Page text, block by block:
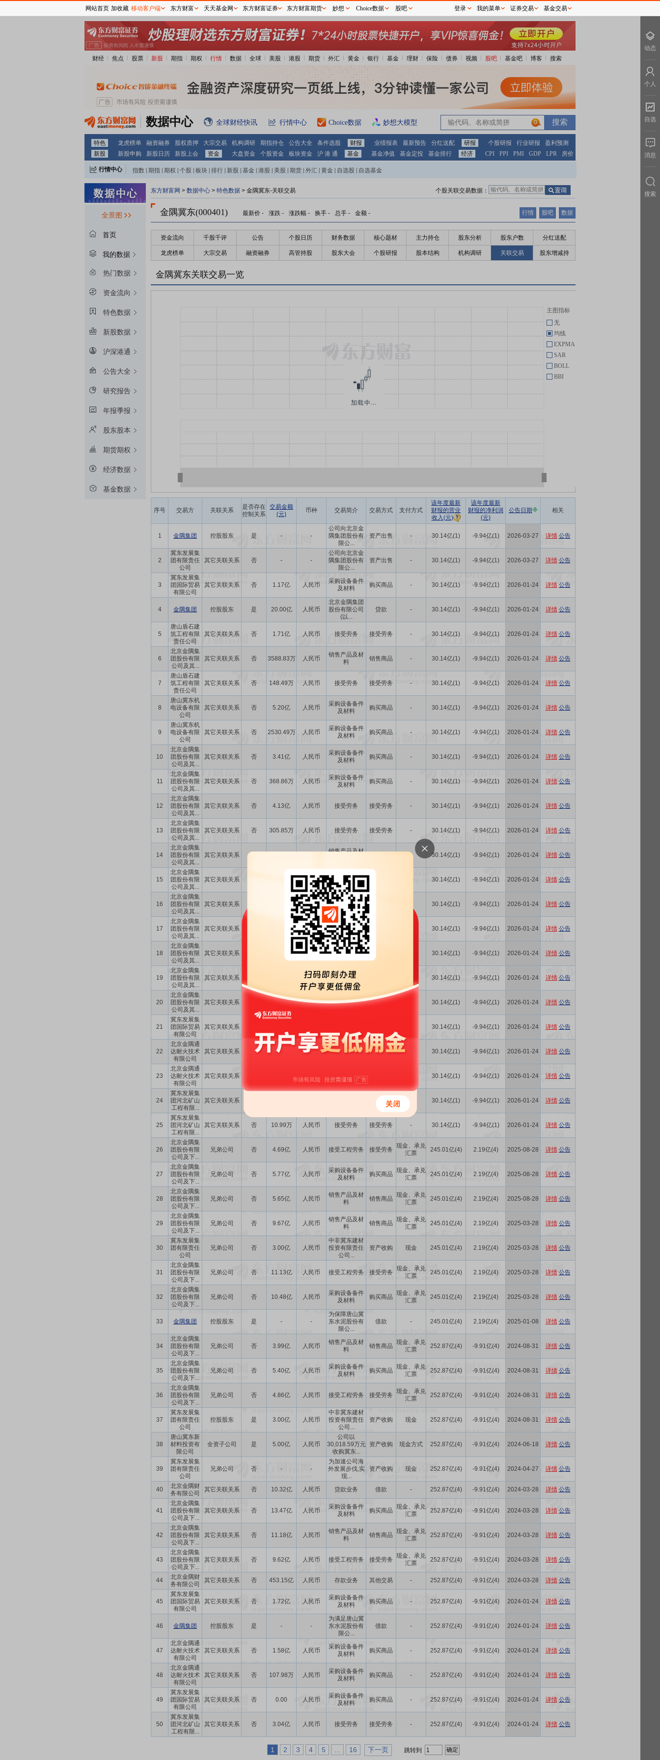
财经 焦点 股票 新股 期指 期权 行情 数据 全球 美股 港股 期货 外汇 黄金 银行 基金 理财 保险 债券 视频 股吧 基金吧 博客 搜索
数据中心 全球财经快讯 行情中心 Choice数据 妙想大模型 0
特色 龙虎榜单 融资融券 股权质押 大宗交易 机构调研 期指持仓 公告大全 条件选股 财报 业绩报表 最新预告 分红送配 研报 个股研报 行业研报
盈利预测
新股
新股申购 新股日历 新股上会 资金 大盘资金 个股资金 板块资金 沪 港 通 基金 基金净值 基金定投 基金排行 经济 CPI PPI PMI GDP LPR 房价
行情中心 指数 期指 期权 个股 板块 排行 新股 基金 港股 美股 期货 外汇 黄金 自选股 自选基金
全景图
首页
我的数据
热门数据
资金流向
特色数据
新股数据
沪深港通
公告大全
研究报告
年报季报
股东股本
期货期权
经济数据
基金数据
东方财富网 > 数据中心 > 特色数据 > 金隅冀东-关联交易 个股关联交易数据：
金隅冀东(000401) 最新价 - 涨跌 - 涨跌幅 - 换手 - 总手 - 金额 - 行情 股吧 数据
资金流向 千股千评 公告 个股日历 财务数据 核心题材 主力持仓 股东分析 股东户数 分红送配
龙虎榜单 大宗交易 融资融券 高管持股 股东大会 个股研报 股本结构 机构调研 关联交易 股东增减持
金隅冀东关联交易一览
主图指标
无
均线
EXPMA
SAR
BOLL
BBI
序号 交易方 关联关系
是否存在
控制关系
交易金额
(元)
币种 交易简介 交易方式 支付方式
该年度最新
财报的营业
收入(元)
该年度最新
财报的净利润
(元)
公告日期 相关
1 金隅集团 控股股东 是 - -
公司向北京金
隅集团股份有
限公...
资产出售 - 30.14亿(1) -9.94亿(1) 2026-03-27 详情 公告
2
冀东发展集
团有限责任
公司
其它关联关系 否 - -
公司向北京金
隅集团股份有
限公...
资产出售 - 30.14亿(1) -9.94亿(1) 2026-03-27 详情 公告
3
冀东发展集
团国际贸易
有限公司
其它关联关系 否 1.17亿 人民币
采购设备备件
及材料
购买商品 - 30.14亿(1) -9.94亿(1) 2026-01-24 详情 公告
4 金隅集团 控股股东 是 20.00亿 人民币
北京金隅集团
股份有限公司
(以...
贷款 - 30.14亿(1) -9.94亿(1) 2026-01-24 详情 公告
5
唐山盾石建
筑工程有限
责任公司
其它关联关系 否 1.71亿 人民币 接受劳务 接受劳务 - 30.14亿(1) -9.94亿(1) 2026-01-24 详情 公告
6
北京金隅集
团股份有限
公司及其...
其它关联关系 否 3588.83万 人民币
销售产品及材
料
销售商品 - 30.14亿(1) -9.94亿(1) 2026-01-24 详情 公告
7
唐山盾石建
筑工程有限
责任公司
其它关联关系 否 148.49万 人民币 接受劳务 接受劳务 - 30.14亿(1) -9.94亿(1) 2026-01-24 详情 公告
8
唐山冀东机
电设备有限
公司
其它关联关系 否 5.20亿 人民币
采购设备备件
及材料
购买商品 - 30.14亿(1) -9.94亿(1) 2026-01-24 详情 公告
9
唐山冀东机
电设备有限
公司
其它关联关系 否 2530.49万 人民币
采购设备备件
及材料
购买商品 - 30.14亿(1) -9.94亿(1) 2026-01-24 详情 公告
10
北京金隅集
团股份有限
公司及其...
其它关联关系 否 3.41亿 人民币
采购设备备件
及材料
购买商品 - 30.14亿(1) -9.94亿(1) 2026-01-24 详情 公告
11
北京金隅集
团股份有限
公司及其...
其它关联关系 否 368.86万 人民币
采购设备备件
及材料
购买商品 - 30.14亿(1) -9.94亿(1) 2026-01-24 详情 公告
12
北京金隅集
团股份有限
公司及其...
其它关联关系 否 4.13亿 人民币 接受劳务 接受劳务 - 30.14亿(1) -9.94亿(1) 2026-01-24 详情 公告
13
北京金隅集
团股份有限
公司及其...
其它关联关系 否 305.85万 人民币 接受劳务 接受劳务 - 30.14亿(1) -9.94亿(1) 2026-01-24 详情 公告
14
北京金隅集
团股份有限
公司及其...
其它关联关系
销售产品及材
- 30.14亿(1) -9.94亿(1) 2026-01-24 详情 公告
15
北京金隅集
团股份有限
公司及其...
其它关联关系 人民币 提供劳务 30.14亿(1) -9.94亿(1) 2026-01-24 详情 公告
16
北京金隅集
团股份有限
公司及其...
其它关联关系 人民币 提供劳务 提供劳务 30.14亿(1) -9.94亿(1) 2026-01-24 详情 公告
17
北京金隅集
团股份有限
公司及其...
其它关联关系 55.05万 人民币
处置资产及其
他
30.14亿(1) -9.94亿(1) 2026-01-24 详情 公告
18
北京金隅集
团股份有限
公司及其...
其它关联关系 3371.47万 人民币 接受租赁 30.14亿(1) -9.94亿(1) 2026-01-24 详情 公告
19
北京金隅集
团股份有限
公司及其...
其它关联关系 人民币 提供租赁 30.14亿(1) -9.94亿(1) 2026-01-24 详情 公告
20
北京金隅集
团股份有限
公司及其...
其它关联关系 6.50万 人民币 提供租赁 租赁 30.14亿(1) -9.94亿(1) 2026-01-24 详情 公告
21
冀东发展集
团国际贸易
有限公司
其它关联关系
及材料
30.14亿(1) -9.94亿(1) 2026-01-24 详情 公告
22
北京金隅通
达耐火技术
有限公司
其它关联关系 否 1.09亿 人民币
采购设备备件
及材料
购买商品 30.14亿(1) -9.94亿(1) 2026-01-24 详情 公告
23
北京金隅通
达耐火技术
有限公司
其它关联关系 731.61万 人民币
及材料
30.14亿(1) -9.94亿(1) 2026-01-24 详情 公告
24
冀东发展集
团河北矿山
工程有限...
其它关联关系 接受劳务 30.14亿(1) -9.94亿(1) 2026-01-24 详情 公告
25
冀东发展集
团河北矿山
工程有限...
其它关联关系 否 10.99万 人民币 接受劳务 接受劳务 - 30.14亿(1) -9.94亿(1) 2026-01-24 详情 公告
26
北京金隅集
团股份有限
公司及下...
兄弟公司 否 4.69亿 人民币 接受工程劳务 接受劳务
现金、承兑
汇票
245.01亿(4) 2.19亿(4) 2025-08-28 详情 公告
27
北京金隅集
团股份有限
公司及下...
兄弟公司 否 5.77亿 人民币
采购设备备件
及材料
购买商品
现金、承兑
汇票
245.01亿(4) 2.19亿(4) 2025-08-28 详情 公告
28
北京金隅集
团股份有限
公司及下...
兄弟公司 否 5.65亿 人民币
销售产品及材
料
销售商品
现金、承兑
汇票
245.01亿(4) 2.19亿(4) 2025-08-28 详情 公告
29
北京金隅集
团股份有限
公司及下...
兄弟公司 否 9.67亿 人民币
销售产品及材
料
销售商品
现金、承兑
汇票
245.01亿(4) 2.19亿(4) 2025-03-28 详情 公告
30
冀东发展集
团有限责任
公司
兄弟公司 否 3.00亿 人民币
中非冀东建材
投资有限责任
公司...
资产收购 现金 245.01亿(4) 2.19亿(4) 2025-03-28 详情 公告
31
北京金隅集
团股份有限
公司及下...
兄弟公司 否 11.13亿 人民币 接受工程劳务 接受劳务
现金、承兑
汇票
245.01亿(4) 2.19亿(4) 2025-03-28 详情 公告
32
北京金隅集
团股份有限
公司及下...
兄弟公司 否 10.48亿 人民币
采购设备备件
及材料
购买商品
现金、承兑
汇票
245.01亿(4) 2.19亿(4) 2025-03-28 详情 公告
33 金隅集团 控股股东 是 - -
为保障唐山冀
东水泥股份有
限公...
借款 - 245.01亿(4) 2.19亿(4) 2025-01-08 详情 公告
34
北京金隅集
团股份有限
公司及下...
兄弟公司 否 3.99亿 人民币
销售产品及材
料
销售商品
现金、承兑
汇票
252.87亿(4) -9.91亿(4) 2024-08-31 详情 公告
35
北京金隅集
团股份有限
公司及下...
兄弟公司 否 5.40亿 人民币
采购设备备件
及材料
购买商品
现金、承兑
汇票
252.87亿(4) -9.91亿(4) 2024-08-31 详情 公告
36
北京金隅集
团股份有限
公司及下...
兄弟公司 否 4.86亿 人民币 接受工程劳务 接受劳务
现金、承兑
汇票
252.87亿(4) -9.91亿(4) 2024-08-31 详情 公告
37
冀东发展集
团有限责任
公司
控股股东 是 3.00亿 人民币
中非冀东建材
投资有限责任
公司...
资产收购 现金 252.87亿(4) -9.91亿(4) 2024-08-31 详情 公告
38
唐山冀东新
材料投资有
限公司
全资子公司 是 5.00亿 人民币
公司以
30,018.59万元
收购冀东...
资产收购 现金方式 252.87亿(4) -9.91亿(4) 2024-06-18 详情 公告
39
冀东发展集
团有限责任
公司
兄弟公司 否 - -
为加速公司海
外发展步伐,实
现...
资产收购 现金 252.87亿(4) -9.91亿(4) 2024-04-27 详情 公告
40
北京金隅财
务有限公司
其它关联关系 否 10.32亿 人民币 贷款业务 借款 - 252.87亿(4) -9.91亿(4) 2024-03-28 详情 公告
41
北京金隅集
团股份有限
公司及下...
其它关联关系 否 13.47亿 人民币
采购设备备件
及材料
购买商品
现金、承兑
汇票
252.87亿(4) -9.91亿(4) 2024-03-28 详情 公告
42
北京金隅集
团股份有限
公司及下...
其它关联关系 否 11.18亿 人民币
销售产品及材
料
销售商品
现金、承兑
汇票
252.87亿(4) -9.91亿(4) 2024-03-28 详情 公告
43
北京金隅集
团股份有限
公司及下...
其它关联关系 否 9.62亿 人民币 接受工程劳务 接受劳务
现金、承兑
汇票
252.87亿(4) -9.91亿(4) 2024-03-28 详情 公告
44
北京金隅财
务有限公司
其它关联关系 否 453.15亿 人民币 存款业务 其他交易 - 252.87亿(4) -9.91亿(4) 2024-03-28 详情 公告
45
冀东发展集
团国际贸易
有限公司
其它关联关系 否 1.72亿 人民币
采购设备备件
及材料
购买商品 - 252.87亿(4) -9.91亿(4) 2024-01-24 详情 公告
46 金隅集团 控股股东 是 - -
为满足唐山冀
东水泥股份有
限公...
借款 - 252.87亿(4) -9.91亿(4) 2024-01-24 详情 公告
47
北京金隅通
达耐火技术
有限公司
其它关联关系 否 1.58亿 人民币
采购设备备件
及材料
购买商品 - 252.87亿(4) -9.91亿(4) 2024-01-24 详情 公告
48
北京金隅通
达耐火技术
有限公司
其它关联关系 否 107.98万 人民币
采购设备备件
及材料
购买商品 - 252.87亿(4) -9.91亿(4) 2024-01-24 详情 公告
49
冀东发展集
团国际贸易
有限公司
其它关联关系 否 0.00 人民币
采购设备备件
及材料
购买商品 - 252.87亿(4) -9.91亿(4) 2024-01-24 详情 公告
50
冀东发展集
团河北矿山
工程有限...
其它关联关系 否 3.04亿 人民币 接受劳务 接受劳务 - 252.87亿(4) -9.91亿(4) 2024-01-24 详情 公告
1 2 3 4 5 16 下一页 跳转到
网站首页 加收藏 移动客户端 东方财富 天天基金网 东方财富证券 东方财富期货 妙想 Choice数据 股吧 登录 我的菜单 证券交易 基金交易
动态
个人
自选
消息
搜索